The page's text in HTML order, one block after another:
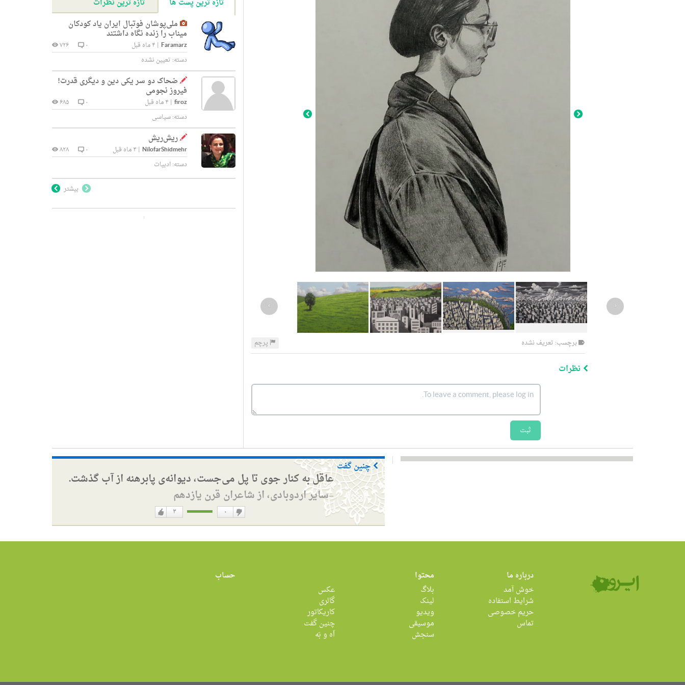
‹
›
برچسب: تعریف نشده پرچم
نظرات
ثبت
تازه ترین پست ها
تازه ترین نظرات
ملی‌پوشان فوتبال ایران یاد کودکان
میناب را زنده نگاه داشتند
Faramarz
| ۴ ماه قبل ۰
۷۲۶
دسته: تعیین نشده
ضحاک دو سر یکی دین و دیگری قدرت!
فیروز نجومی
firoz
| ۴ ماه قبل ۰
۶۸۵
دسته:سیاسی
ریش‌ریش
NilofarShidmehr
| ۴ ماه قبل ۰
۸۲۸
دسته:ادبیات
بیشتر
چنین گفت
عاقل به کنار جوی تا پل می‌جست، دیوانه‌ی پابرهنه از آب گذشت.
—سایر اردوبادی، از شاعران قرن یازدهم
دوست
۳ ۰
دوست
درباره ما
خوش آمد
شرایط استفاده
حریم خصوصی
تماس
محتوا
بلاگ
لینک
ویدیو
موسیقی
سنجش
عکس
گالری
کاریکاتور
چنین گفت
اَه و بَه
حساب